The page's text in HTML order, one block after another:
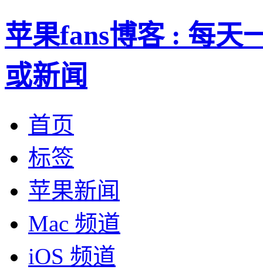
苹果fans博客 : 每天
或新闻
首页
标签
苹果新闻
Mac 频道
iOS 频道